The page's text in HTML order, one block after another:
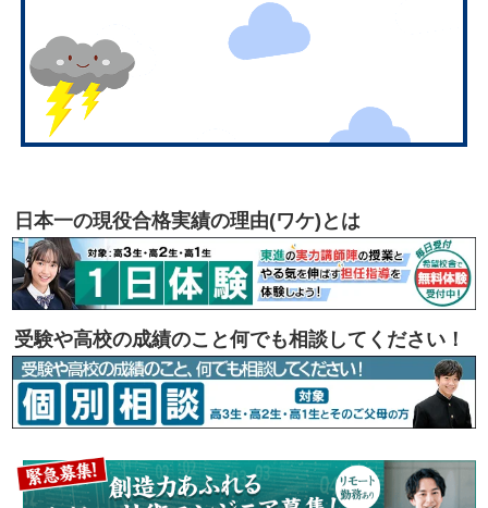
日本一の現役合格実績の理由(ワケ)とは
受験や高校の成績のこと何でも相談してください！